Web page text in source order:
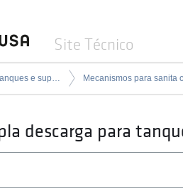
Site Técnico
Mecanismos, tanques e suportes de encastrar
descarga para